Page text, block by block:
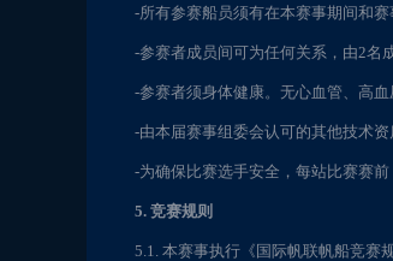
-所有参赛船员须有在本赛事期间和
-参赛者成员间可为任何关系，由2名
-参赛者须身体健康。无心血管、高
-由本届赛事组委会认可的其他技术
-为确保比赛选手安全，每站比赛赛
5. 竞赛规则
5.1. 本赛事执行《国际帆联帆船竞赛